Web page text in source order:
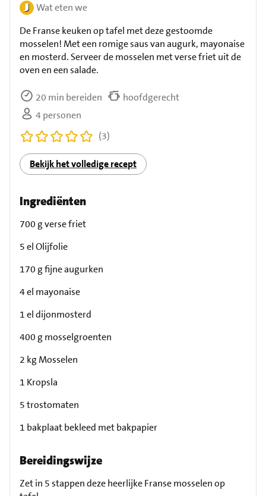
Wat eten we
De Franse keuken op tafel met deze gestoomde
mosselen! Met een romige saus van augurk, mayonaise
en mosterd. Serveer de mosselen met verse friet uit de
oven en een salade.
20 min bereiden
hoofdgerecht
4 personen
(3)
Bekijk het volledige recept
Ingrediënten
700 g verse friet
5 el Olijfolie
170 g fijne augurken
4 el mayonaise
1 el dijonmosterd
400 g mosselgroenten
2 kg Mosselen
1 Kropsla
5 trostomaten
1 bakplaat bekleed met bakpapier
Bereidingswijze
Zet in 5 stappen deze heerlijke Franse mosselen op